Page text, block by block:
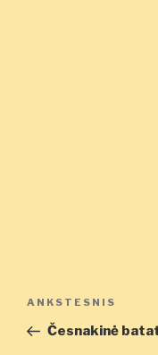
tarp
įrašų
Ankstesnis
įrašas
ANKSTESNIS
Česnakinė